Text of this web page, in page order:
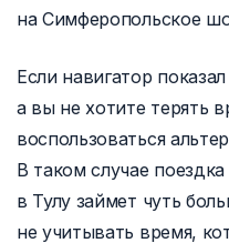
на Симферопольское
Если навигатор
а вы не хотите терять
воспользоваться
В таком случае
в Тулу займет чуть
не учитывать время,